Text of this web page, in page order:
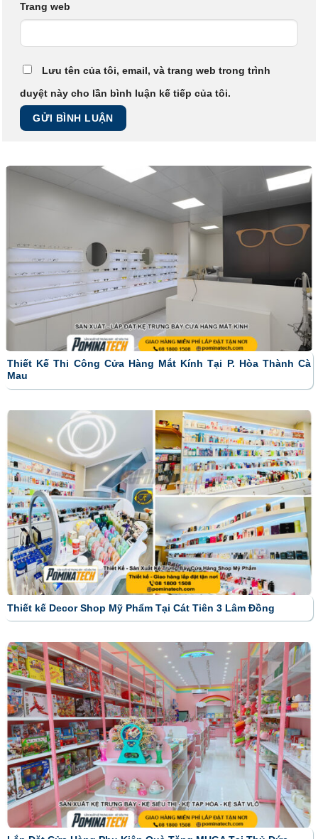
Trang web
Lưu tên của tôi, email, và trang web trong trình
duyệt này cho lần bình luận kế tiếp của tôi.
Thiết Kế Thi Công Cửa Hàng Mắt Kính Tại P. Hòa Thành Cà
Mau
Thiết kế Decor Shop Mỹ Phẩm Tại Cát Tiên 3 Lâm Đồng